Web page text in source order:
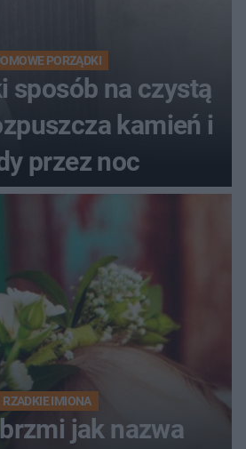
PORZĄDKI
sposób na czystą
kamień i
przez noc
RZADKIE IMIONA
jak nazwa